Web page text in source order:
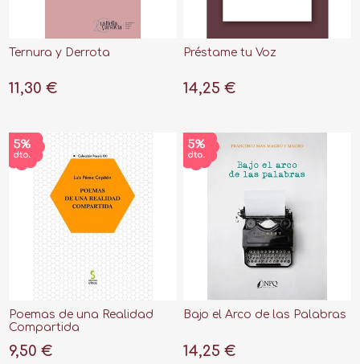
Ternura y Derrota
11,30 €
Préstame tu Voz
14,25 €
Poemas de una Realidad
Compartida
9,50 €
Bajo el Arco de las Palabras
14,25 €